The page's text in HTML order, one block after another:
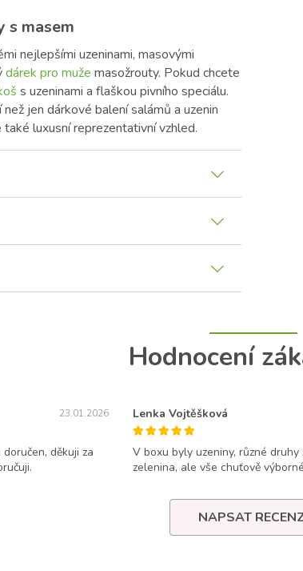
s masem
nejlepšími uzeninami, masovými
dárek pro muže masožrouty. Pokud chcete
s uzeninami a flaškou pivního speciálu.
jen dárkové balení salámů a uzenin
luxusní reprezentativní vzhled.
Hodnocení
23.01.2026
děkuji za
Lenka Vojtěšková
V boxu byly uzeniny, různé druhy
zelenina, ale vše chuťově
NAPSAT